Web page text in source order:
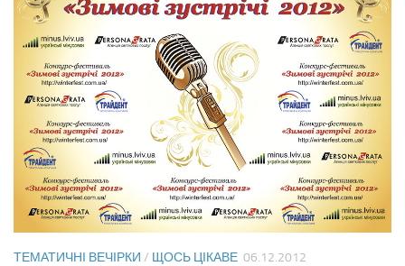
ТЕМАТИЧНІ ВЕЧІРКИ / ЩОСЬ ЦІКАВЕ 06.12.2012